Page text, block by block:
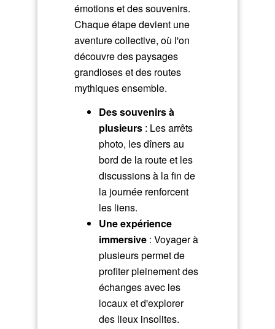
émotions et des souvenirs.
Chaque étape devient une
aventure collective, où l'on
découvre des paysages
grandioses et des routes
mythiques ensemble.
Des souvenirs à
plusieurs: Les arrêts
photo, les dîners au
bord de la route et les
discussions à la fin de
la journée renforcent
les liens.
Une expérience
immersive: Voyager à
plusieurs permet de
profiter pleinement des
échanges avec les
locaux et d'explorer
des lieux insolites.